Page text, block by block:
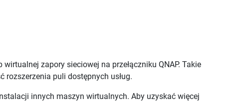
zapory sieciowej na przełączniku QNAP. Takie
rozszerzenia puli dostępnych usług.
innych maszyn wirtualnych. Aby uzyskać więcej